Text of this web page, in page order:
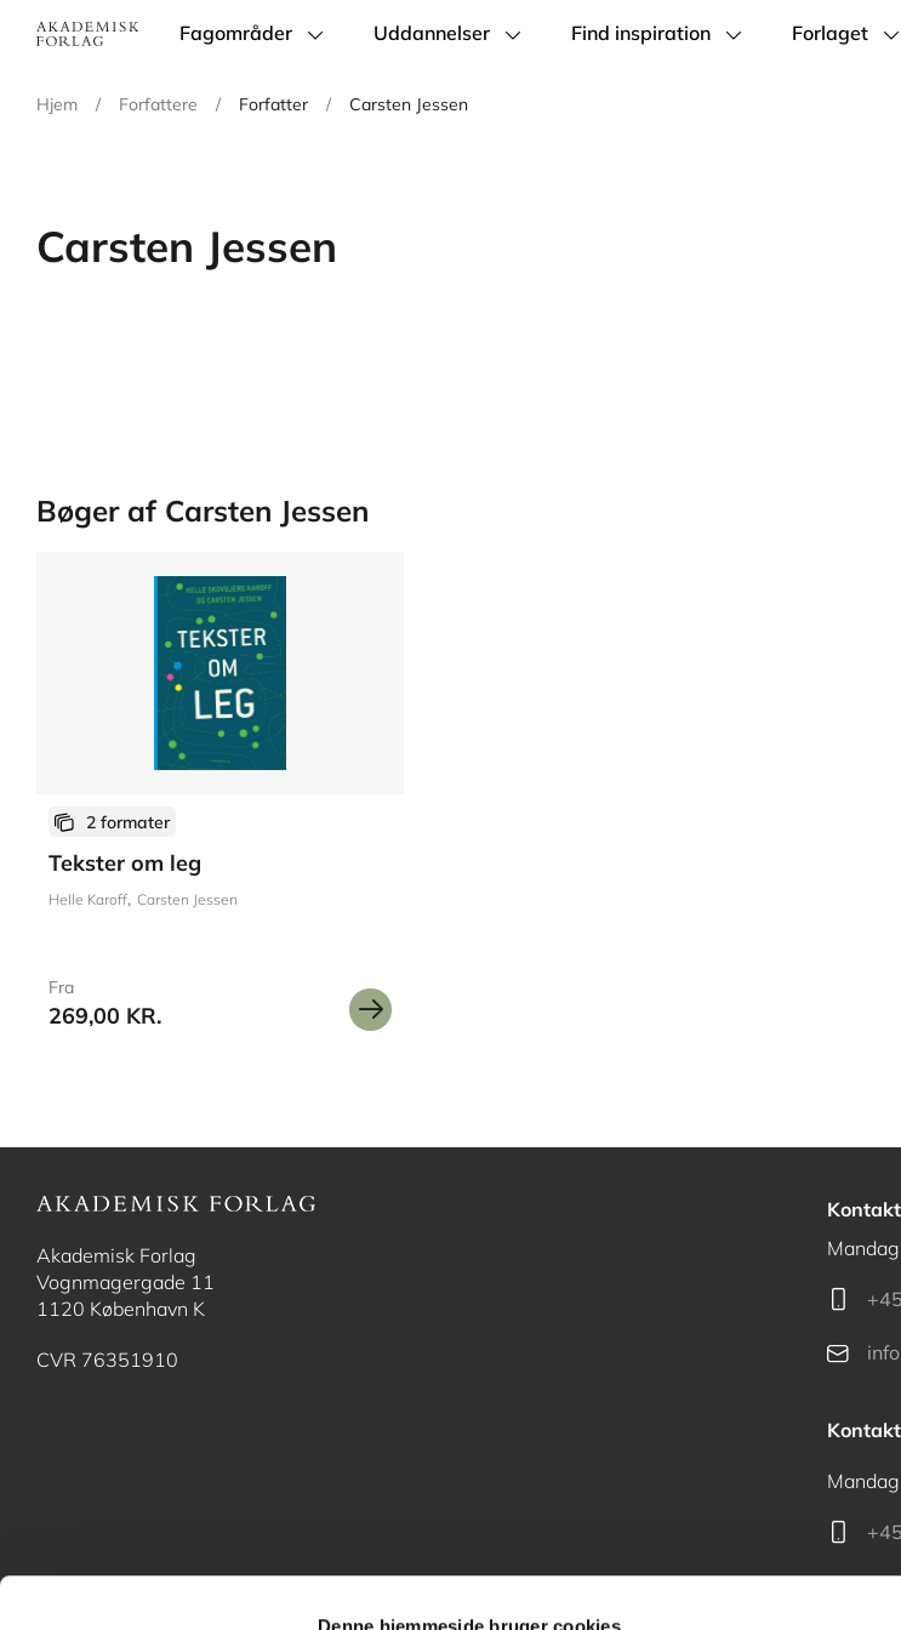
Denne hjemmeside bruger cookies
Main
Fagområder Uddannelser Find inspiration Forlaget
Hjem / Forfattere / Forfatter / Carsten Jessen
Carsten Jessen
Bøger af Carsten Jessen
2 formater
Tekster om leg
Helle Karoff Carsten Jessen
Fra
269,00 KR.
Akademisk Forlag
Vognmagergade 11
1120 København K
CVR 76351910